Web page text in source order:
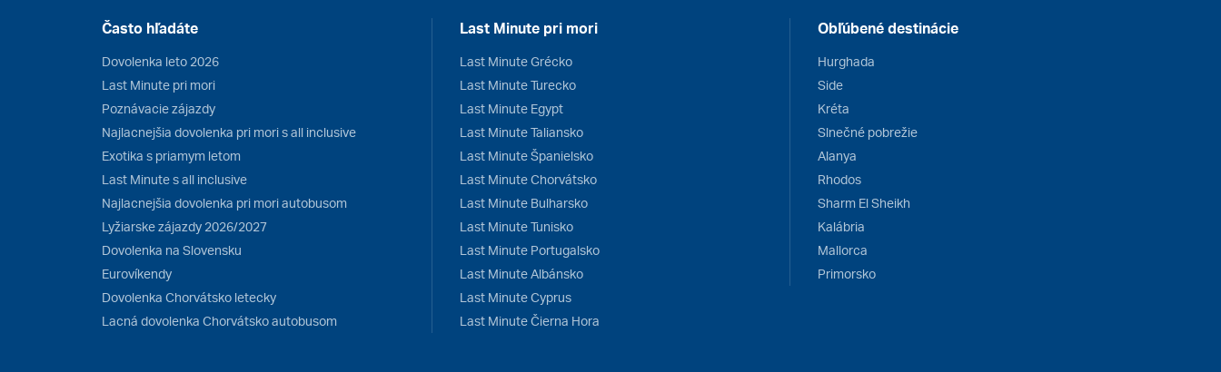
Často hľadáte
Dovolenka leto 2026
Last Minute pri mori
Poznávacie zájazdy
Najlacnejšia dovolenka pri mori s all inclusive
Exotika s priamym letom
Last Minute s all inclusive
Najlacnejšia dovolenka pri mori autobusom
Lyžiarske zájazdy 2026/2027
Dovolenka na Slovensku
Eurovíkendy
Dovolenka Chorvátsko letecky
Lacná dovolenka Chorvátsko autobusom
Last Minute pri mori
Last Minute Grécko
Last Minute Turecko
Last Minute Egypt
Last Minute Taliansko
Last Minute Španielsko
Last Minute Chorvátsko
Last Minute Bulharsko
Last Minute Tunisko
Last Minute Portugalsko
Last Minute Albánsko
Last Minute Cyprus
Last Minute Čierna Hora
Obľúbené destinácie
Hurghada
Side
Kréta
Slnečné pobrežie
Alanya
Rhodos
Sharm El Sheikh
Kalábria
Mallorca
Primorsko